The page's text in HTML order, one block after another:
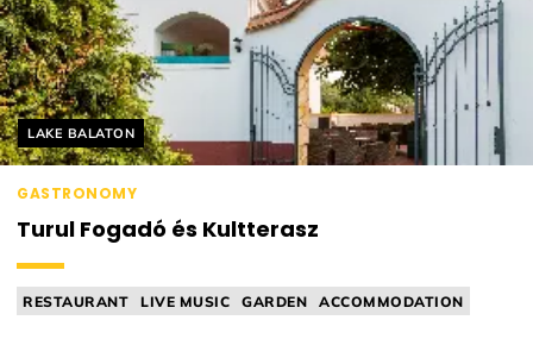
Helyszín címkék:
LAKE BALATON
GASTRONOMY
Turul Fogadó és Kultterasz
RESTAURANT LIVE MUSIC GARDEN
ACCOMMODATION